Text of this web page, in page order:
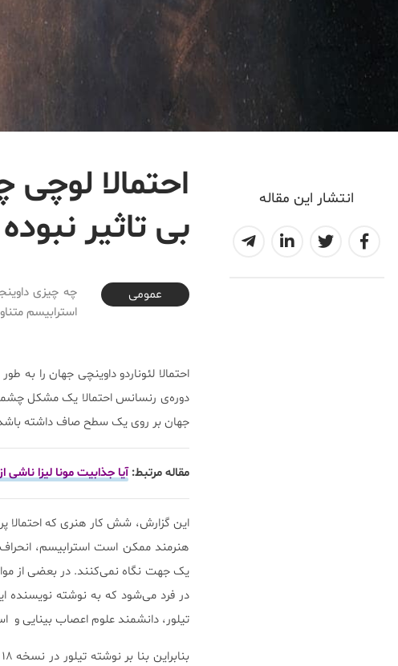
انتشار این مقاله
احتمالا
بی تاثیر
2018-10-23T03:01:36+03:30
عمومی
چه چیزی
استرابیسم
احتمالا لئوناردو داوینچی جهان را
دوره‌ی رنسانس احتمالا یک مشکل
جهان بر روی یک سطح صاف داشته
مقاله مرتبط:آیا جذابیت مونا لیزا
این گزارش، شش کار هنری که احتمالا
هنرمند ممکن است استرابیسم،
یک جهت نگاه نمی‌کنند. در بعضی از
در فرد می‌شود که به نوشته نویسنده
تیلور، دانشمند علوم اعصاب بینایی